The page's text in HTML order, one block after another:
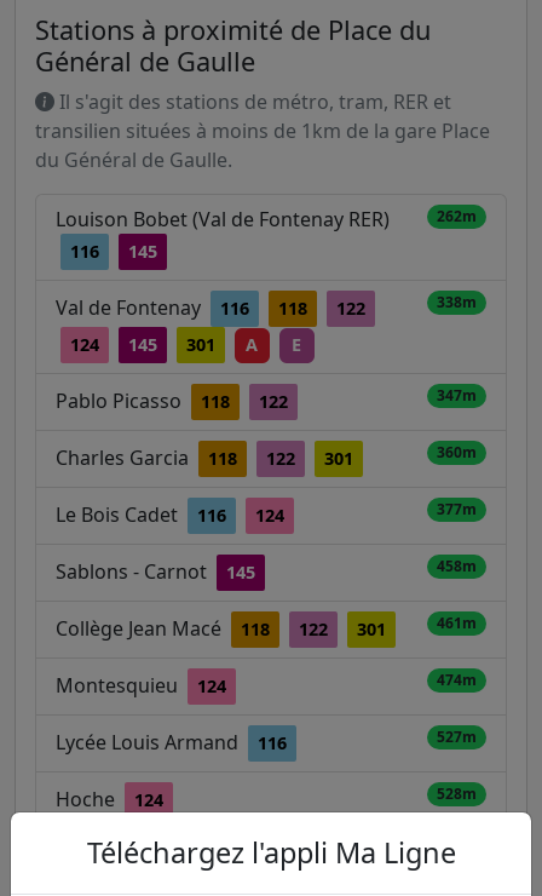
Stations à proximité de Place du
Général de Gaulle
Il s'agit des stations de métro, tram, RER et
transilien situées à moins de 1km de la gare Place
du Général de Gaulle.
Louison Bobet (Val de Fontenay RER)
116 145
262m
Val de Fontenay 116 118
122
124
145 301 A E
338m
Pablo Picasso 118 122 347m
Charles Garcia 118 122 301 360m
Le Bois Cadet 116 124 377m
Sablons - Carnot 145 458m
Collège Jean Macé 118 122 301 461m
Montesquieu 124 474m
Lycée Louis Armand 116 527m
Hoche 124 528m
Téléchargez l'appli Ma Ligne